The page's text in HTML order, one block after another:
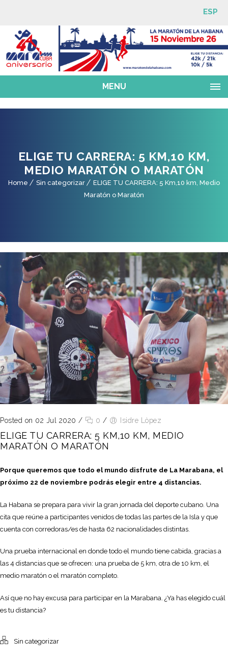
ESP
MENU
ELIGE TU CARRERA: 5 KM,10 KM,
MEDIO MARATÓN O MARATÓN
Home Sin categorizar
ELIGE TU CARRERA: 5 Km,10 km, Medio
Maratón o Maratón
Posted on 02 Jul 2020 / 0 / Isidre Lòpez
ELIGE TU CARRERA: 5 KM,10 KM, MEDIO
MARATÓN O MARATÓN
Porque queremos que todo el mundo disfrute de La Marabana, el
próximo 22 de noviembre podrás elegir entre 4 distancias.
La Habana se prepara para vivir la gran jornada del deporte cubano. Una
cita que reúne a participantes venidos de todas las partes de la Isla y que
cuenta con corredoras/es de hasta 62 nacionalidades distintas.
Una prueba internacional en donde todo el mundo tiene cabida, gracias a
las 4 distancias que se ofrecen: una prueba de 5 km, otra de 10 km, el
medio maratón o el maratón completo.
Así que no hay excusa para participar en la Marabana. ¿Ya has elegido cuál
es tu distancia?
Sin categorizar